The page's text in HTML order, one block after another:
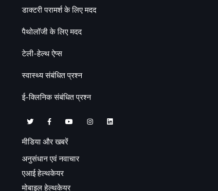
डाक्टरी परामर्श के लिए मदद
पैथोलॉजी के लिए मदद
टेली-हेल्थ ऐप्स
स्वास्थ्य संबंधित प्रश्न
ई-क्लिनिक संबंधित प्रश्न
मीडिया और खबरें
अनुसंधान एवं नवाचार
एआई हेल्थकेयर
मोबाइल हेल्थकेयर